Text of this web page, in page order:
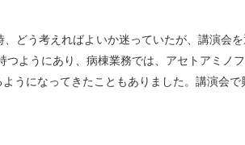
どう考えればよいか迷っていたが、講演
ようにあり、病棟業務では、アセトアミ
うになってきたこともありました。講演会